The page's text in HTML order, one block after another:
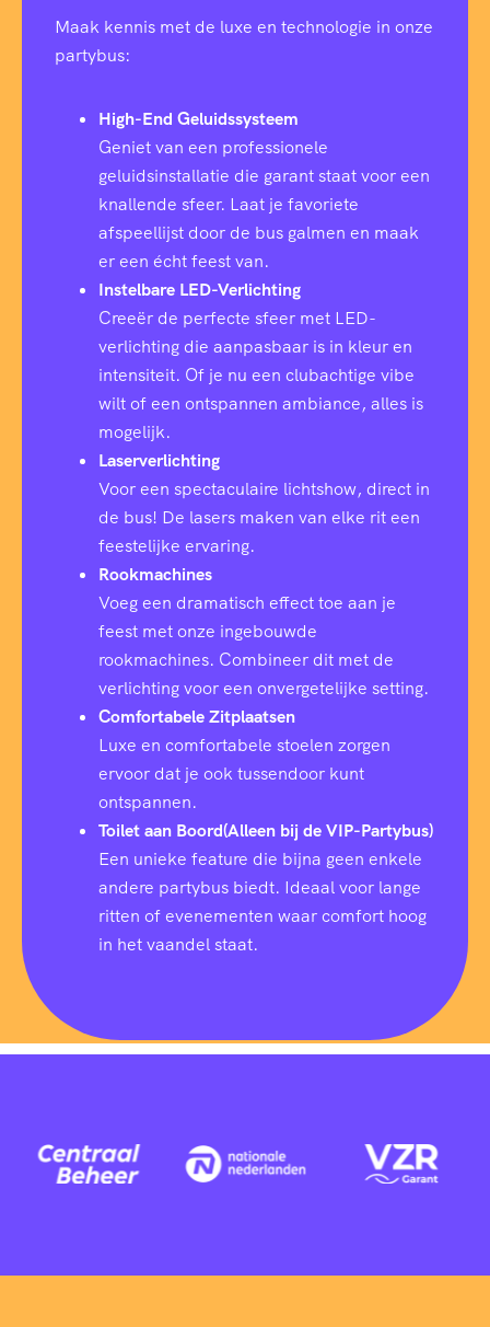
Maak kennis met de luxe en technologie in onze
partybus:
High-End Geluidssysteem
Geniet van een professionele
geluidsinstallatie die garant staat voor een
knallende sfeer. Laat je favoriete
afspeellijst door de bus galmen en maak
er een écht feest van.
Instelbare LED-Verlichting
Creeër de perfecte sfeer met LED-
verlichting die aanpasbaar is in kleur en
intensiteit. Of je nu een clubachtige vibe
wilt of een ontspannen ambiance, alles is
mogelijk.
Laserverlichting
Voor een spectaculaire lichtshow, direct in
de bus! De lasers maken van elke rit een
feestelijke ervaring.
Rookmachines
Voeg een dramatisch effect toe aan je
feest met onze ingebouwde
rookmachines. Combineer dit met de
verlichting voor een onvergetelijke setting.
Comfortabele Zitplaatsen
Luxe en comfortabele stoelen zorgen
ervoor dat je ook tussendoor kunt
ontspannen.
Toilet aan Boord(Alleen bij de VIP-Partybus)
Een unieke feature die bijna geen enkele
andere partybus biedt. Ideaal voor lange
ritten of evenementen waar comfort hoog
in het vaandel staat.